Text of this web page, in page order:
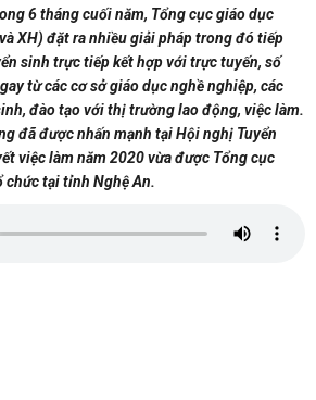
6 tháng cuối năm, Tổng cục giáo dục
XH) đặt ra nhiều giải pháp trong đó tiếp
sinh trực tiếp kết hợp với trực tuyến, số
từ các cơ sở giáo dục nghề nghiệp, các
đào tạo với thị trường lao động, việc làm.
đã được nhấn mạnh tại Hội nghị Tuyển
việc làm năm 2020 vừa được Tổng cục
chức tại tỉnh Nghệ An.